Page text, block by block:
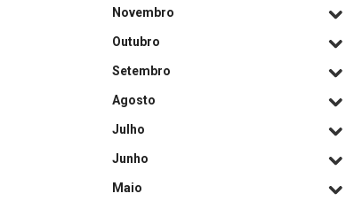
Novembro
Outubro
Setembro
Agosto
Julho
Junho
Maio